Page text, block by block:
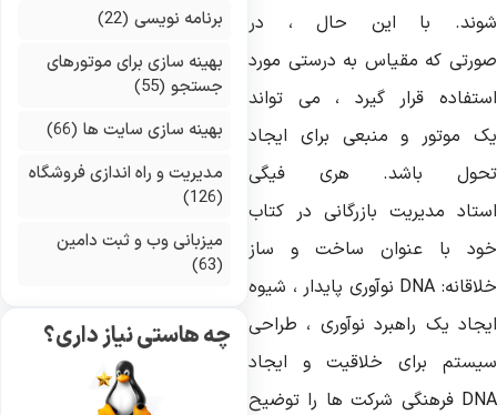
با این حال ، در
که مقیاس به درستی مورد
قرار گیرد ، می تواند
موتور و منبعی برای ایجاد
باشد. هری فیگی
مدیریت بازرگانی در کتاب
با عنوان ساخت و ساز
خلاقانه: DNA نوآوری پایدار ، شیوه
یک راهبرد نوآوری ، طراحی
برای خلاقیت و ایجاد
DNA فرهنگی شرکت ها را توضیح
برنامه نویسی(22)
بهینه سازی برای موتورهای
جستجو(55)
بهینه سازی سایت ها(66)
مدیریت و راه اندازی فروشگاه
میزبانی وب و ثبت دامین
چه هاستی نیاز داری؟